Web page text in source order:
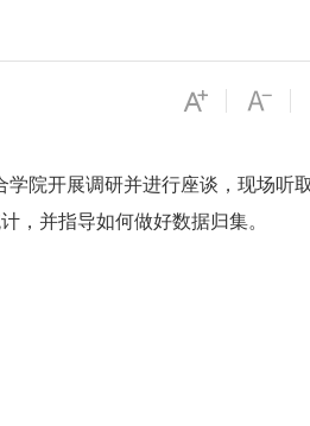
院开展调研并进行座谈，现场听
，并指导如何做好数据归集。